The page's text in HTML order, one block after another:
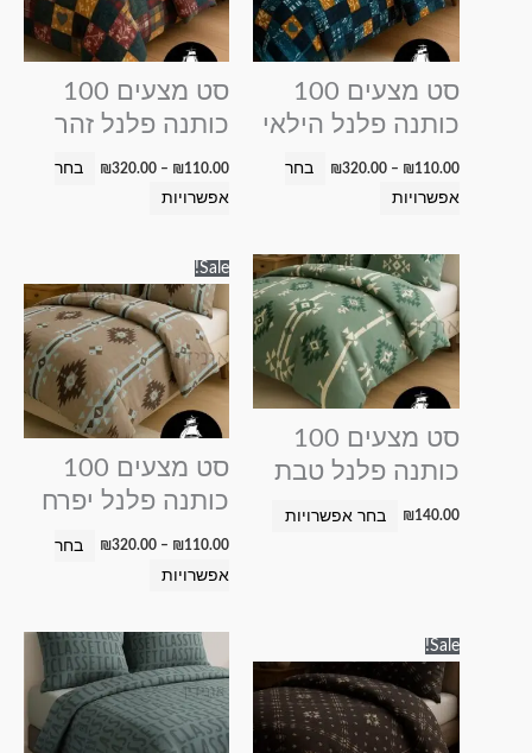
סט מצעים 100
כותנה פלנל הילאי
₪110.00
–
₪320.00
בחר
אפשרויות
סוגים.
ניתן
את
האפשרויות
בעמוד
סט מצעים 100
כותנה פלנל זהר
₪110.00
–
₪320.00
בחר
אפשרויות
סוגים.
ניתן
את
האפשרויות
בעמוד
סט מצעים 100
כותנה פלנל טבת
₪140.00 בחר אפשרויות
למוצר
זה
יש
מספר
סוגים.
את
האפשרויות
Sale!
סט מצעים 100
כותנה פלנל יפרח
₪110.00
–
₪320.00
מחירים:
⁦₪110.00⁩
עד
⁦₪320.00⁩
בחר
אפשרויות
זה
יש
מספר
סוגים.
ניתן
את
האפשרויות
בעמוד
Sale!
מחירים:
עד
יש
מספר
טווח
מחירים:
⁦₪50.00⁩
עד
⁦₪200.00⁩
למוצר
זה
יש
מספר